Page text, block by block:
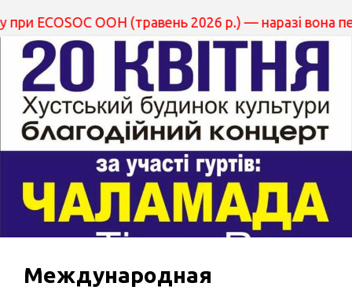
ООН (травень 2026 р.) — наразі вона
Международная